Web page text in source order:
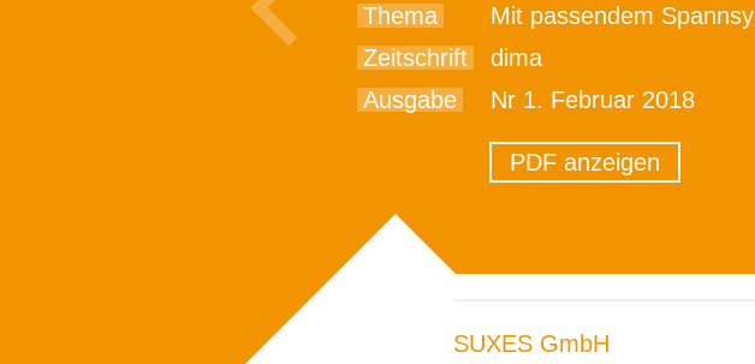
Thema
Mit passendem Spannsystem vollautomatisch fräsen
Zeitschrift
dima
Ausgabe
Nr 1. Februar 2018
PDF anzeigen
SUXES GmbH